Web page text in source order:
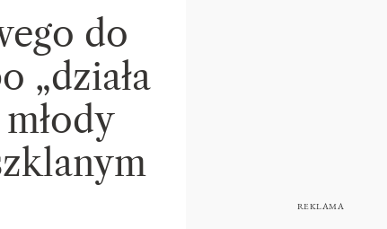
do
„działa